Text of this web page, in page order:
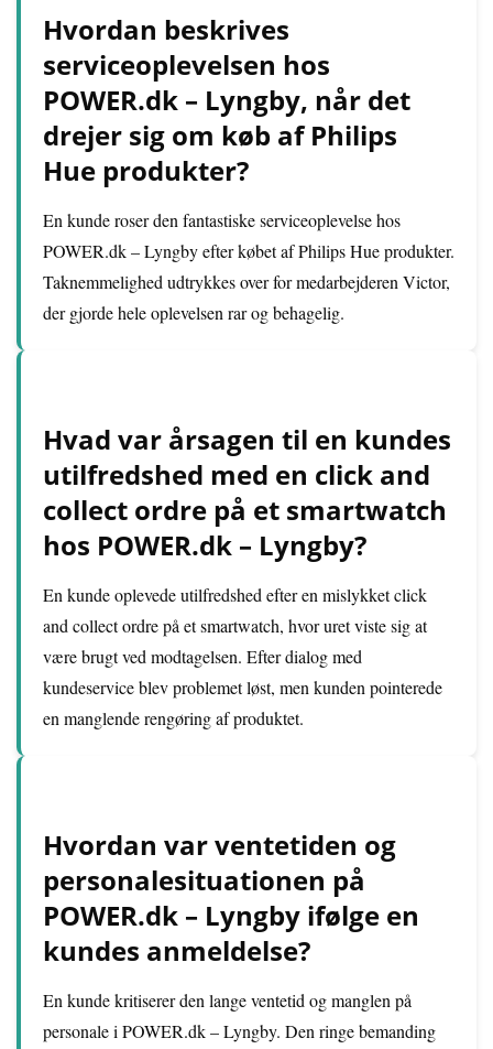
Hvordan beskrives
serviceoplevelsen hos
POWER.dk – Lyngby, når det
drejer sig om køb af Philips
Hue produkter?
En kunde roser den fantastiske serviceoplevelse hos
POWER.dk – Lyngby efter købet af Philips Hue produkter.
Taknemmelighed udtrykkes over for medarbejderen Victor,
der gjorde hele oplevelsen rar og behagelig.
Hvad var årsagen til en kundes
utilfredshed med en click and
collect ordre på et smartwatch
hos POWER.dk – Lyngby?
En kunde oplevede utilfredshed efter en mislykket click
and collect ordre på et smartwatch, hvor uret viste sig at
være brugt ved modtagelsen. Efter dialog med
kundeservice blev problemet løst, men kunden pointerede
en manglende rengøring af produktet.
Hvordan var ventetiden og
personalesituationen på
POWER.dk – Lyngby ifølge en
kundes anmeldelse?
En kunde kritiserer den lange ventetid og manglen på
personale i POWER.dk – Lyngby. Den ringe bemanding